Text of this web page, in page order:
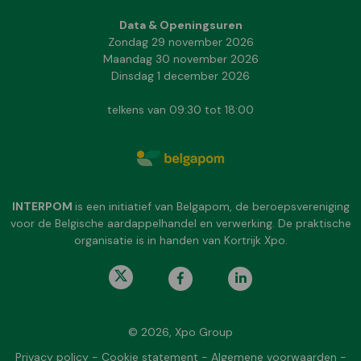
Data & Openingsuren
Zondag 29 november 2026
Maandag 30 november 2026
Dinsdag 1 december 2026
telkens van 09:30 tot 18:00
INTERPOM is een initiatief van Belgapom, de beroepsvereniging
voor de Belgische aardappelhandel en verwerking. De praktische
organisatie is in handen van Kortrijk Xpo.
© 2026, Xpo Group
Privacy policy- Cookie statement - Algemene voorwaarden -